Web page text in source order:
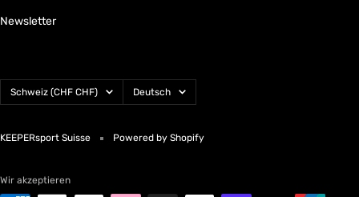
Newsletter
Land/Region
Schweiz (CHF CHF) Sprache
Deutsch
KEEPERsport Suisse Powered by Shopify
Wir akzeptieren